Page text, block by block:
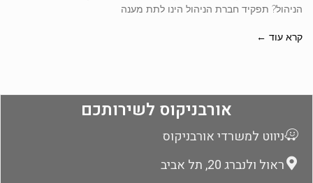
הניהול? תפקיד חברת הניהול הינו לתת מענה
קרא עוד ←
אורבניקוס לשירותכם
ניווט למשרדי אורבניקוס
ראול ולנברג 20, תל אביב